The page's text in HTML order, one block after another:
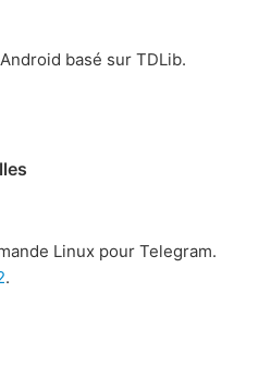
basé sur TDLib.
Linux pour Telegram.
.